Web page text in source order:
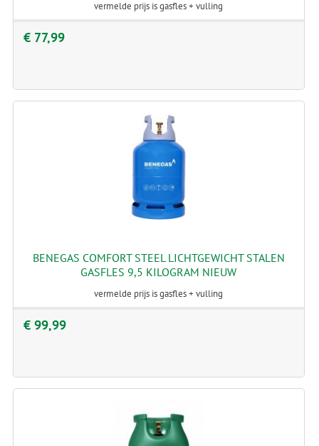
vermelde prijs is gasfles + vulling
€ 77,99
BENEGAS COMFORT STEEL LICHTGEWICHT STALEN
GASFLES 9,5 KILOGRAM NIEUW
vermelde prijs is gasfles + vulling
€ 99,99